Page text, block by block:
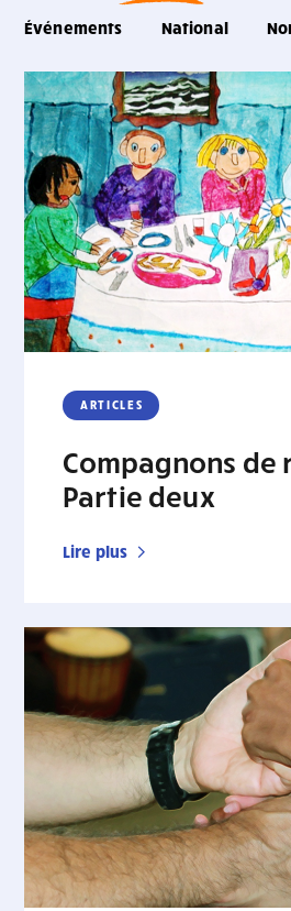
Événements National
ARTICLES
Compagnons de
Partie deux
Lire plus